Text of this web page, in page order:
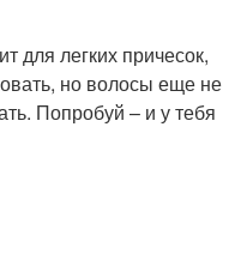
для легких причесок,
но волосы еще не
Попробуй – и у тебя